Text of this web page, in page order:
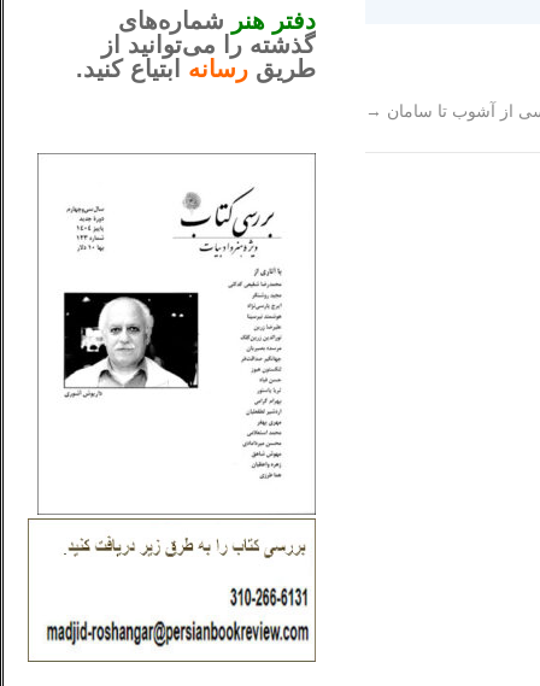
از آشوب تا سامان →
دفتر هنر شماره‌های
گذشته را می‌توانید از
طریق رسانه ابتیاع کنید.